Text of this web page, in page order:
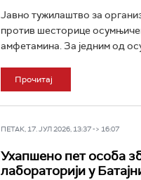
Јавно тужилаштво за
против шесторице
амфетамина. За једним од
Прочитај
ПЕТАК, 17. ЈУЛ 2026, 13:37 -> 16:07
Ухапшено пет особа
лабораторији у